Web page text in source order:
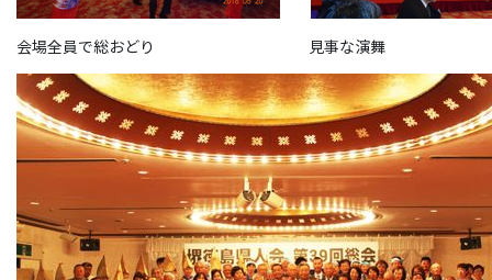
会場全員で総おどり 見事な演舞